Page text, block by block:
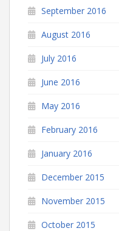
September 2016
August 2016
July 2016
June 2016
May 2016
February 2016
January 2016
December 2015
November 2015
October 2015